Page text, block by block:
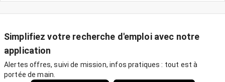
Simplifiez votre recherche d'emploi avec notre
application
Alertes offres, suivi de mission, infos pratiques : tout est à
portée de main.